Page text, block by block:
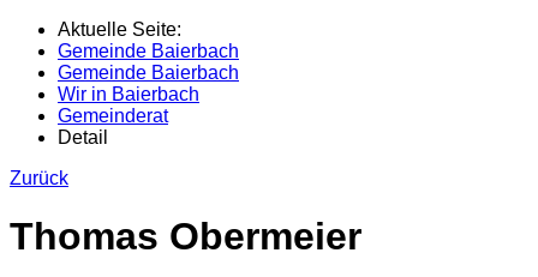
Aktuelle Seite:
Gemeinde Baierbach
Gemeinde Baierbach
Wir in Baierbach
Gemeinderat
Detail
Zurück
Thomas Obermeier